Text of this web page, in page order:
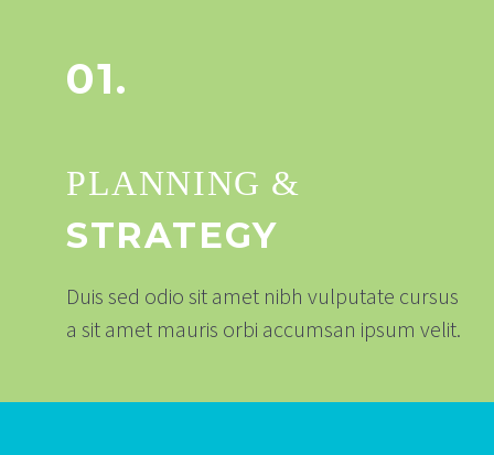
01.
PLANNING &
STRATEGY
Duis sed odio sit amet nibh vulputate cursus
a sit amet mauris orbi accumsan ipsum velit.